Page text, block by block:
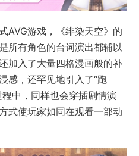
AVG游戏，《绯染天空》的
所有角色的台词演出都辅以
加入了大量四格漫画般的补
感，还罕见地引入了“跑
中，同样也会穿插剧情演
式使玩家如同在观看一部动